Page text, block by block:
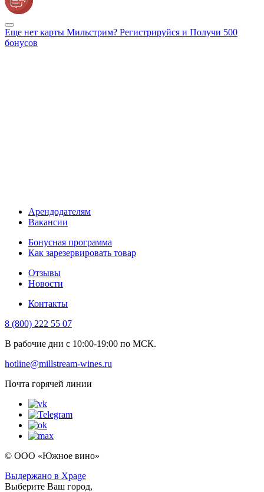
Еще нет карты Мильстрим? Регистрируйся и Получи 500
бонусов
Арендодателям
Вакансии
Бонусная программа
Как зарезервировать товар
Отзывы
Новости
Контакты
8 (800) 222 55 07
В рабочие дни с 10:00-19:00 по МСК.
hotline@millstream-wines.ru
Почта горячей линии
© ООО «Южное вино»
Выдержано в Xpage
Выберите Ваш город,